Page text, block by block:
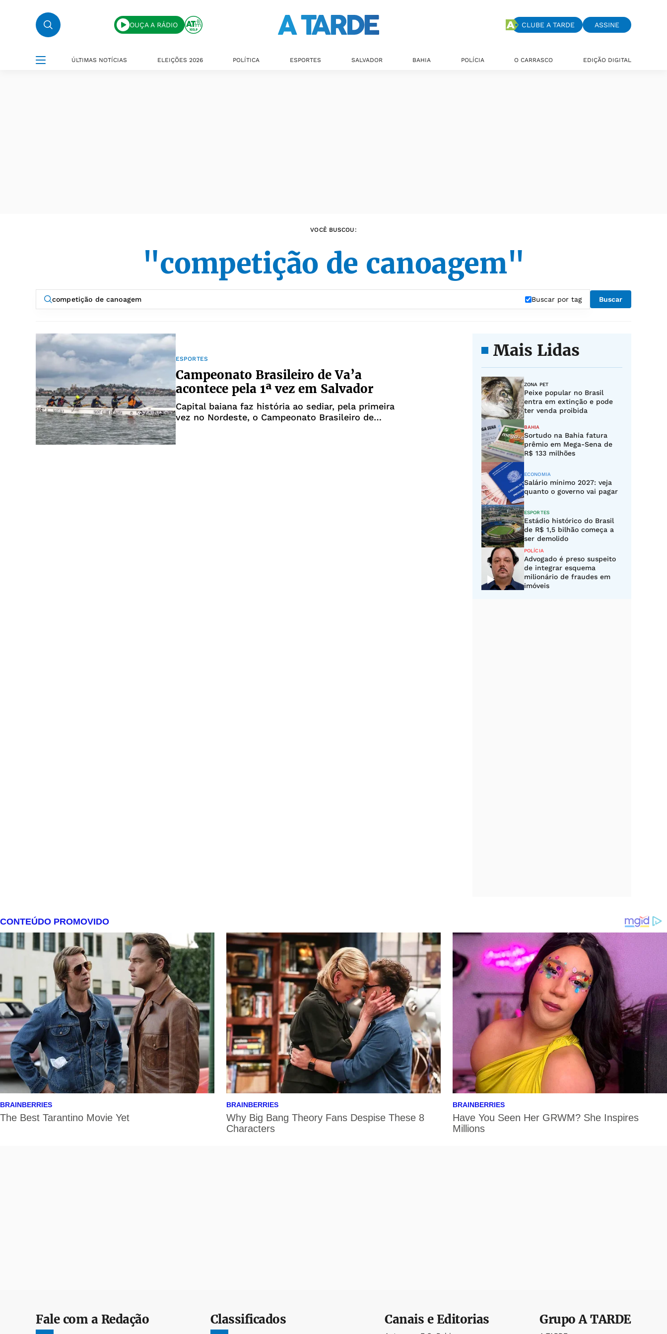
OUÇA A RÁDIO CLUBE A TARDE ASSINE
ÚLTIMAS NOTÍCIAS ELEIÇÕES 2026 POLÍTICA ESPORTES SALVADOR BAHIA POLÍCIA O CARRASCO EDIÇÃO DIGITAL
VOCÊ BUSCOU:
"competição de canoagem"
Buscar por tag Buscar
ESPORTES
Campeonato Brasileiro de Va’a
acontece pela 1ª vez em Salvador
Capital baiana faz história ao sediar, pela primeira
vez no Nordeste, o Campeonato Brasileiro de
Mais Lidas
ZONA PET
Peixe popular no Brasil
entra em extinção e pode
ter venda proibida
BAHIA
Sortudo na Bahia fatura
prêmio em Mega-Sena de
R$ 133 milhões
ECONOMIA
Salário mínimo 2027: veja
quanto o governo vai pagar
ESPORTES
Estádio histórico do Brasil
de R$ 1,5 bilhão começa a
ser demolido
POLÍCIA
Advogado é preso suspeito
de integrar esquema
milionário de fraudes em
imóveis
Fale com a Redação Classificados Canais e Editorias GrupoA TARDE